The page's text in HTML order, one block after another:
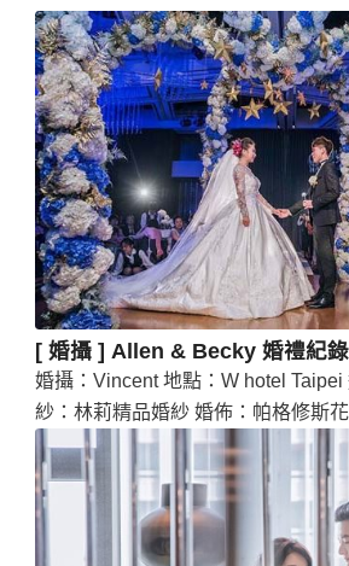
[ 婚攝 ] Allen & Becky 婚禮紀
婚攝：Vincent 地點：W hotel
紗：林莉精品婚紗 婚佈：帕格修斯